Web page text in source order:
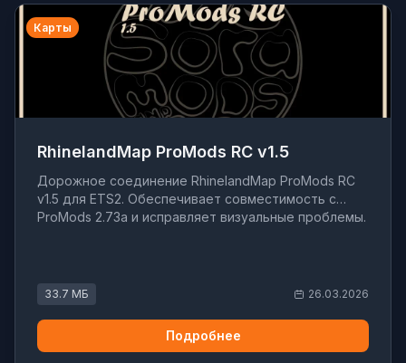
Карты
RhinelandMap ProMods RC v1.5
Дорожное соединение RhinelandMap ProMods RC
v1.5 для ETS2. Обеспечивает совместимость с
ProMods 2.73a и исправляет визуальные проблемы.
33.7 МБ 26.03.2026
Подробнее